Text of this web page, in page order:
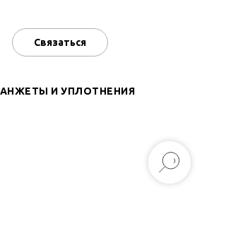
Связаться
И УПЛОТНЕНИЯ